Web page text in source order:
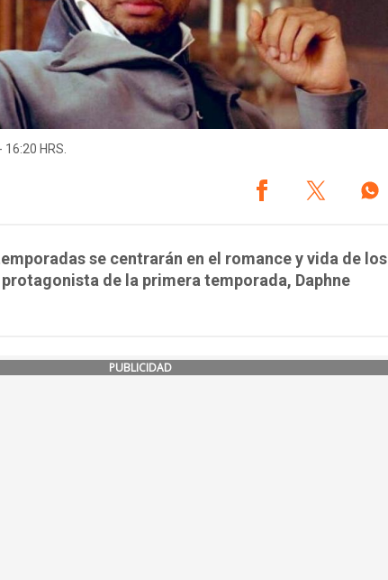
16:20 HRS.
se centrarán en el romance y vida de los
de la primera temporada, Daphne
PUBLICIDAD